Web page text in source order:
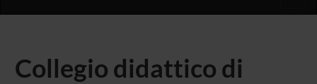
Collegio didattico di